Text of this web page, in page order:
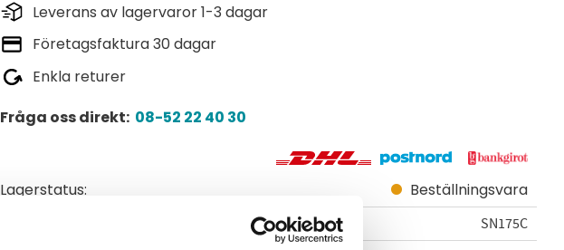
Leverans av lagervaror 1-3 dagar
Företagsfaktura 30 dagar
Enkla returer
Fråga oss direkt: 08-52 22 40 30
Lagerstatus Beställningsvara
SN175C